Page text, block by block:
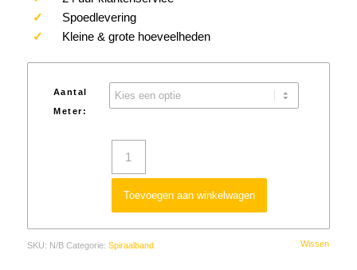
✓ Spoedlevering
✓ Kleine & grote hoeveelheden
Aantal
Meter:
Wissen
Toevoegen aan winkelwagen
SKU: N/B Categorie: Spiraalband